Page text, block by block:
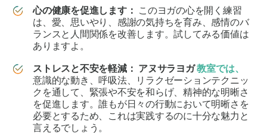
心の健康を促進します： このヨガの心を開く練習
は、愛、思いやり、感謝の気持ちを育み、感情のバ
ランスと人間関係を改善します。試してみる価値は
ありますよ。
ストレスと不安を軽減： アヌサラヨガ教室では、
意識的な動き、呼吸法、リラクゼーションテクニッ
クを通して、緊張や不安を和らげ、精神的な明晰さ
を促進します。誰もが日々の行動において明晰さを
必要とするため、これは実践するのに十分な魅力と
言えるでしょう。